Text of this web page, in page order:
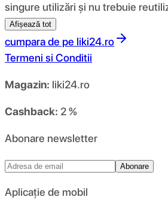
singure utilizări și nu trebuie
Afișează tot
cumpara de pe liki24.ro
Termeni si Conditii
Magazin: liki24.ro
Cashback: 2 %
Abonare newsletter
Abonare
Aplicație de mobil